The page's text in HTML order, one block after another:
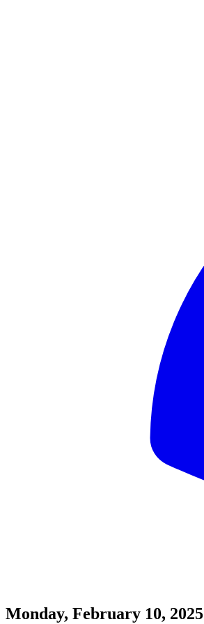
Monday, February 10, 2025